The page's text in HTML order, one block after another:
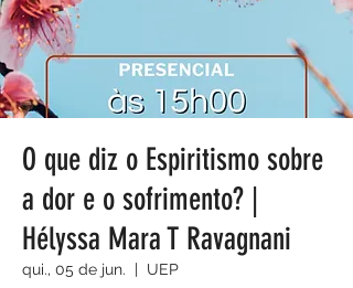
O que diz o Espiritismo sobre
a dor e o sofrimento? |
Hélyssa Mara T Ravagnani
qui., 05 de jun.
  |
UEP